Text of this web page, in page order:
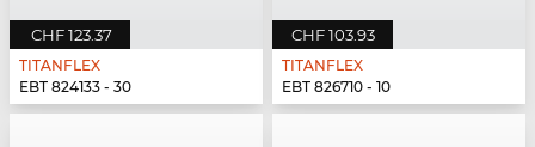
CHF 123.37
TITANFLEX
EBT 824133 - 30
CHF 103.93
TITANFLEX
EBT 826710 - 10